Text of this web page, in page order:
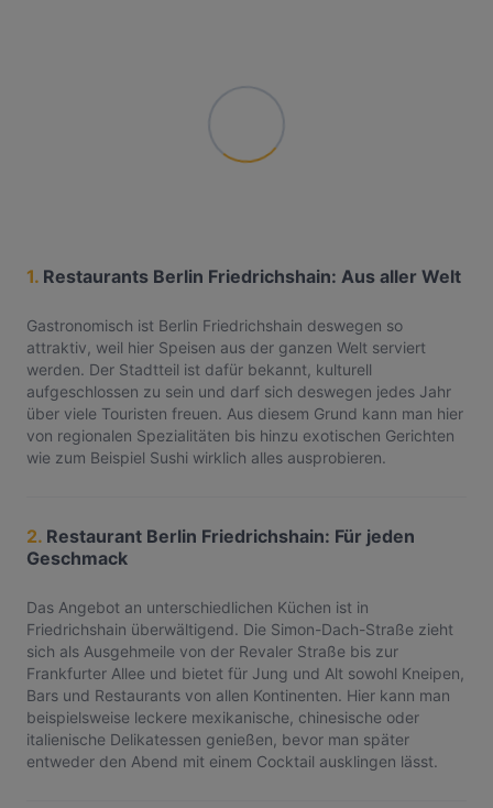
1. Restaurants Berlin Friedrichshain: Aus aller Welt
Gastronomisch ist Berlin Friedrichshain deswegen so
attraktiv, weil hier Speisen aus der ganzen Welt serviert
werden. Der Stadtteil ist dafür bekannt, kulturell
aufgeschlossen zu sein und darf sich deswegen jedes Jahr
über viele Touristen freuen. Aus diesem Grund kann man hier
von regionalen Spezialitäten bis hinzu exotischen Gerichten
wie zum Beispiel Sushi wirklich alles ausprobieren.
2. Restaurant Berlin Friedrichshain: Für jeden
Geschmack
Das Angebot an unterschiedlichen Küchen ist in
Friedrichshain überwältigend. Die Simon-Dach-Straße zieht
sich als Ausgehmeile von der Revaler Straße bis zur
Frankfurter Allee und bietet für Jung und Alt sowohl Kneipen,
Bars und Restaurants von allen Kontinenten. Hier kann man
beispielsweise leckere mexikanische, chinesische oder
italienische Delikatessen genießen, bevor man später
entweder den Abend mit einem Cocktail ausklingen lässt.